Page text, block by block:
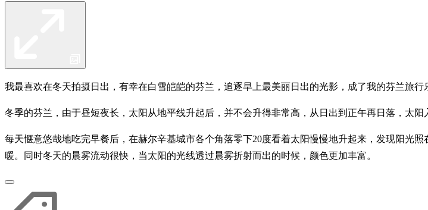
我最喜欢在冬天拍摄日出，有幸在白雪皑皑的芬兰，追逐早上最美丽日出的光影，成了我的芬兰旅行
冬季的芬兰，由于昼短夜长，太阳从地平线升起后，并不会升得非常高，从日出到正午再日落，太
每天惬意悠哉地吃完早餐后，在赫尔辛基城市各个角落零下20度看着太阳慢慢地升起来，发现阳光
暖。同时冬天的晨雾流动很快，当太阳的光线透过晨雾折射而出的时候，颜色更加丰富。